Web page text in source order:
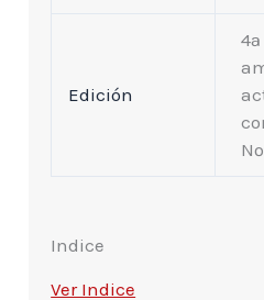
Edición
Indice
Ver Indice